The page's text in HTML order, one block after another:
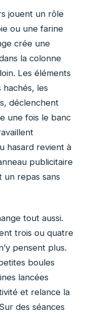
jouent un rôle
ou une farine
crée une
la colonne
Les éléments
hachés, les
déclenchent
une fois le banc
hasard revient à
publicitaire
un repas sans
tout aussi.
trois ou quatre
pensent plus.
boules
lancées
et relance la
des séances